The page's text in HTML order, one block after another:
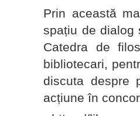
Prin această
spațiu de dialog
Catedra de
bibliotecari,
discuta despre
acțiune în